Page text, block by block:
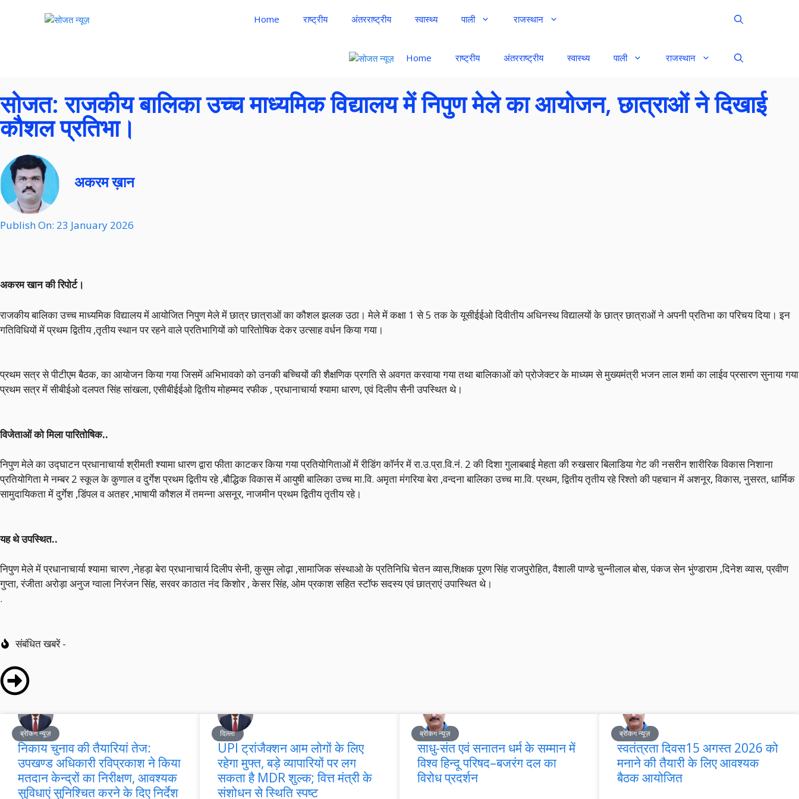
Home राष्ट्रीय अंतरराष्ट्रीय स्वास्थ्य पाली राजस्थान
Home राष्ट्रीय अंतरराष्ट्रीय स्वास्थ्य पाली राजस्थान
सोजत: राजकीय बालिका उच्च माध्यमिक विद्यालय में निपुण मेले का आयोजन, छात्राओं ने दिखाई
कौशल प्रतिभा।
अकरम ख़ान
Publish On: 23 January 2026
अकरम खान की रिपोर्ट।
राजकीय बालिका उच्च माध्यमिक विद्यालय में आयोजित निपुण मेले में छात्र छात्राओं का कौशल झलक उठा। मेले में कक्षा 1 से 5 तक के यूसीईईओ दिवीतीय अधिनस्थ विद्यालयों के छात्र छात्राओं ने अपनी प्रतिभा का परिचय दिया। इन
गतिविधियों में प्रथम द्वितीय ,तृतीय स्थान पर रहने वाले प्रतिभागियों को पारितोषिक देकर उत्साह वर्धन किया गया।
प्रथम सत्र से पीटीएम बैठक, का आयोजन किया गया जिसमें अभिभावको को उनकी बच्चियों की शैक्षणिक प्रगति से अवगत करवाया गया तथा बालिकाओं को प्रोजेक्टर के माध्यम से मुख्यमंत्री भजन लाल शर्मा का लाईव प्रसारण सुनाया गया
प्रथम सत्र में सीबीईओ दलपत सिंह सांखला, एसीबीईईओ द्वितीय मोहम्मद रफीक , प्रधानाचार्या श्यामा धारण, एवं दिलीप सैनी उपस्थित थे।
विजेताओं को मिला पारितोषिक..
निपुण मेले का उद्घाटन प्रधानाचार्या श्रीमती श्यामा धारण द्वारा फीता काटकर किया गया प्रतियोगिताओं में रीडिंग कॉर्नर में रा.उ.प्रा.वि.नं. 2 की दिशा गुलाबबाई मेहता की रुखसार बिलाडिया गेट की नसरीन शारीरिक विकास निशाना
प्रतियोगिता मे नम्बर 2 स्कूल के कुणाल व दुर्गेश प्रथम द्वितीय रहे ,बौद्धिक विकास में आयुषी बालिका उच्च मा.वि. अमृता मंगरिया बेरा ,वन्द‌ना बालिका उच्च मा.वि. प्रथम, द्वितीय तृतीय रहे रिश्तो की पहचान में अशनूर, विकास, नुसरत, धार्मिक
सामुदायिकता में दुर्गेश ,डिंपल व अतहर ,भाषायी कौशल में तमन्ना असनूर, नाजमीन प्रथम द्वितीय तृतीय रहे।
यह थे उपस्थित..
निपुण मेले में प्रधानाचार्या श्यामा चारण ,नेहड़ा बेरा प्रधानाचार्य दिलीप सेनी, कुसुम लोढ़ा ,सामाजिक संस्थाओ के प्रतिनिधि चेतन व्यास,शिक्षक पूरण सिंह राजपुरोहित, वैशाली पाण्डे चुन्नीलाल बोस, पंकज सेन भुंण्डाराम ,दिनेश व्यास, प्रवीण
गुप्ता, रंजीता अरोड़ा अनुज ग्वाला निरंजन सिंह, सरवर काठात नंद किशोर , केसर सिंह, ओम प्रकाश सहित स्टॉफ सदस्य एवं छात्राएं उपास्थित थे।
.
संबंधित खबरें -
ब्रेकिंग न्यूज़
निकाय चुनाव की तैयारियां तेज:
उपखण्ड अधिकारी रविप्रकाश ने किया
मतदान केन्द्रों का निरीक्षण, आवश्यक
सुविधाएं सुनिश्चित करने के दिए निर्देश
दिल्ली
UPI ट्रांजैक्शन आम लोगों के लिए
रहेगा मुफ्त, बड़े व्यापारियों पर लग
सकता है MDR शुल्क; वित्त मंत्री के
संशोधन से स्थिति स्पष्ट
ब्रेकिंग न्यूज़
साधु-संत एवं सनातन धर्म के सम्मान में
विश्व हिन्दू परिषद–बजरंग दल का
विरोध प्रदर्शन
ब्रेकिंग न्यूज़
स्वतंत्रता दिवस15 अगस्त 2026 को
मनाने की तैयारी के लिए आवश्यक
बैठक आयोजित